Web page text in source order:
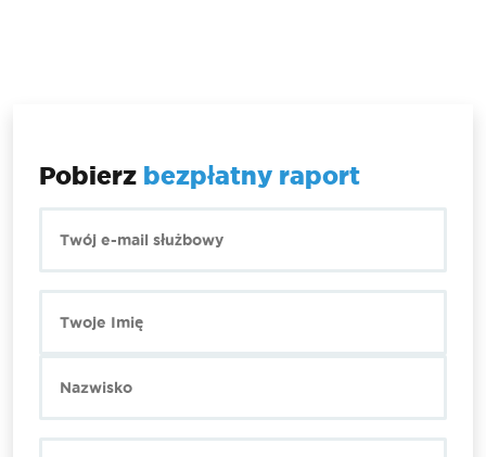
Pobierz bezpłatny raport